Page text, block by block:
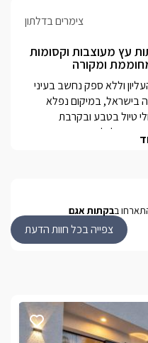
צימרים בדלתון
עץ מעוצבות וקסומות
ומקורה
מטופחת ומהודרת ובה בריכת שחייה יוקרתית, מחוממת ומקורה
בחודשי החורף הקרים וצוננת ונעימה בקיץ.לא ניתן לעשות מנגל
המפנקות
הסוויטות מעוצבות בעיצוב מודרני וייחודי בשילוב צבעים של שחור
בבקתות אגם
צפייה בכל חוות הדעת